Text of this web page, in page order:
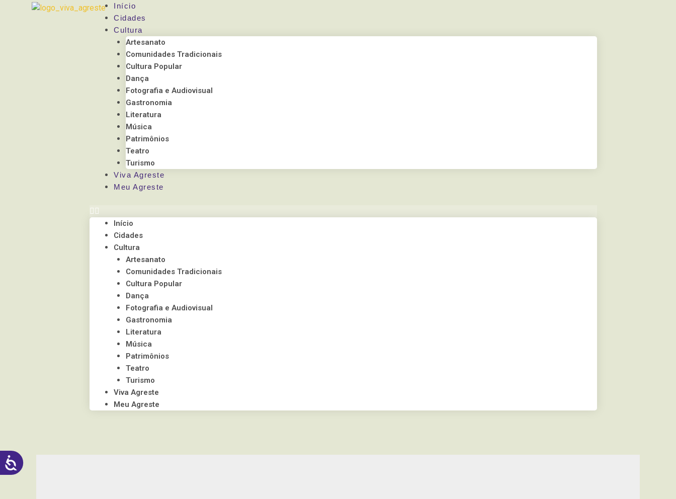
Observação:
ACESSIBILIDADE
Início
Cidades
Cultura
Artesanato
Comunidades Tradicionais
Cultura Popular
Dança
Fotografia e Audiovisual
Gastronomia
Literatura
Música
Patrimônios
Teatro
Turismo
Viva Agreste
Meu Agreste
Início
Cidades
Cultura
Artesanato
Comunidades Tradicionais
Cultura Popular
Dança
Fotografia e Audiovisual
Gastronomia
Literatura
Música
Patrimônios
Teatro
Turismo
Viva Agreste
Meu Agreste